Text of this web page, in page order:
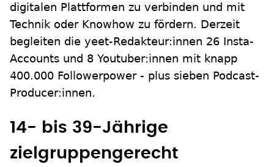
digitalen Plattformen zu verbinden und mit
Technik oder Knowhow zu fördern. Derzeit
begleiten die yeet-Redakteur:innen 26 Insta-
Accounts und 8 Youtuber:innen mit knapp
400.000 Followerpower - plus sieben Podcast-
Producer:innen.
14- bis 39-Jährige
zielgruppengerecht